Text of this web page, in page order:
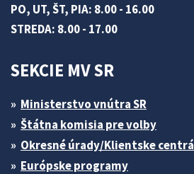
PO, UT, ŠT, PIA: 8.00 - 16.00
STREDA: 8.00 - 17.00
SEKCIE MV SR
Ministerstvo vnútra SR
Štátna komisia pre volby
Okresné úrady/Klientske centrá
Európske programy